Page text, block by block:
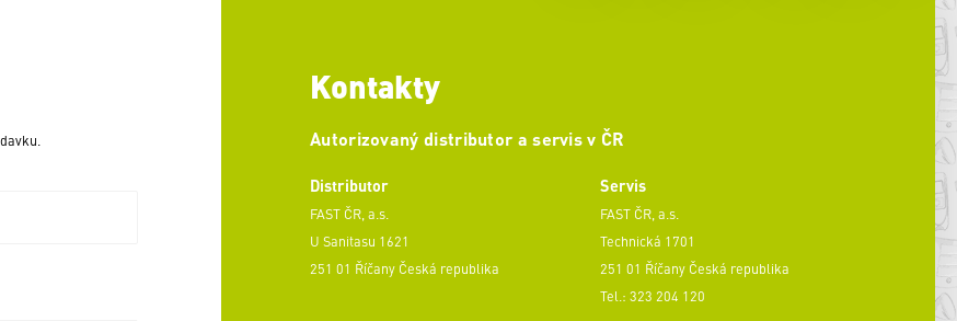
Kontakty
Autorizovaný distributor a servis v ČR
Distributor
FAST ČR, a.s.
U Sanitasu 1621
251 01 Říčany Česká republika
Servis
FAST ČR, a.s.
Technická 1701
251 01 Říčany Česká republika
Tel.: 323 204 120